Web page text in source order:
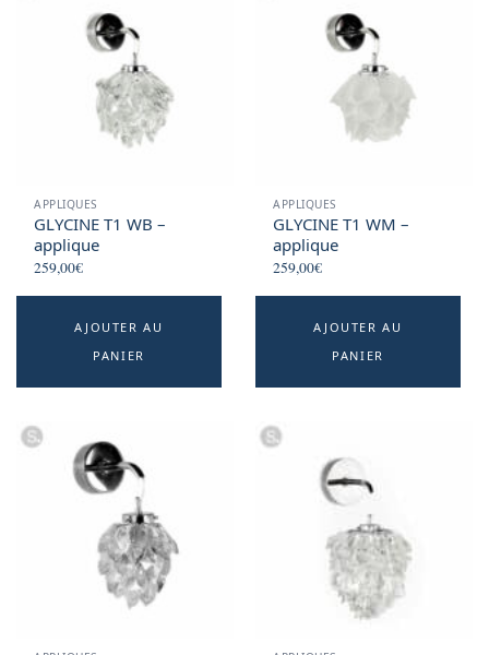
APPLIQUES
GLYCINE T1 WB –
applique
259,00€
AJOUTER AU
PANIER
APPLIQUES
GLYCINE T1 WM –
applique
259,00€
AJOUTER AU
PANIER